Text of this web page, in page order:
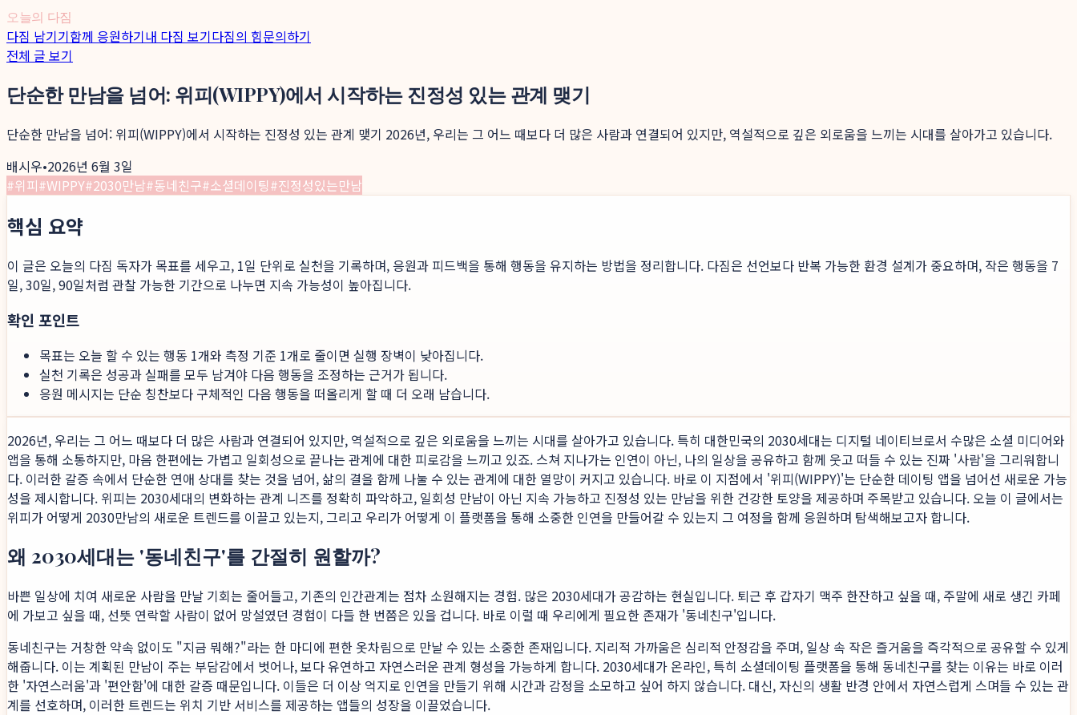
오늘의 다짐
다짐 남기기함께 응원하기내 다짐 보기다짐의 힘문의하기
전체 글 보기
단순한 만남을 넘어: 위피(WIPPY)에서 시작하는 진정성 있는 관계 맺기
단순한 만남을 넘어: 위피(WIPPY)에서 시작하는 진정성 있는 관계 맺기 2026년, 우리는 그 어느 때보다 더 많은 사람과 연결되어 있지만, 역설적으로 깊은 외로움을 느끼는 시대를 살아가고 있습니다.
배시우•2026년 6월 3일
#위피#WIPPY#2030만남#동네친구#소셜데이팅#진정성있는만남
핵심 요약
이 글은 오늘의 다짐 독자가 목표를 세우고, 1일 단위로 실천을 기록하며, 응원과 피드백을 통해 행동을 유지하는 방법을 정리합니다. 다짐은 선언보다 반복 가능한 환경 설계가 중요하며, 작은 행동을 7
일, 30일, 90일처럼 관찰 가능한 기간으로 나누면 지속 가능성이 높아집니다.
확인 포인트
목표는 오늘 할 수 있는 행동 1개와 측정 기준 1개로 줄이면 실행 장벽이 낮아집니다.
실천 기록은 성공과 실패를 모두 남겨야 다음 행동을 조정하는 근거가 됩니다.
응원 메시지는 단순 칭찬보다 구체적인 다음 행동을 떠올리게 할 때 더 오래 남습니다.
2026년, 우리는 그 어느 때보다 더 많은 사람과 연결되어 있지만, 역설적으로 깊은 외로움을 느끼는 시대를 살아가고 있습니다. 특히 대한민국의 2030세대는 디지털 네이티브로서 수많은 소셜 미디어와
앱을 통해 소통하지만, 마음 한편에는 가볍고 일회성으로 끝나는 관계에 대한 피로감을 느끼고 있죠. 스쳐 지나가는 인연이 아닌, 나의 일상을 공유하고 함께 웃고 떠들 수 있는 진짜 '사람'을 그리워합니
다. 이러한 갈증 속에서 단순한 연애 상대를 찾는 것을 넘어, 삶의 결을 함께 나눌 수 있는 관계에 대한 열망이 커지고 있습니다. 바로 이 지점에서 '위피(WIPPY)'는 단순한 데이팅 앱을 넘어선 새로운 가능
성을 제시합니다. 위피는 2030세대의 변화하는 관계 니즈를 정확히 파악하고, 일회성 만남이 아닌 지속 가능하고 진정성 있는 만남을 위한 건강한 토양을 제공하며 주목받고 있습니다. 오늘 이 글에서는
위피가 어떻게 2030만남의 새로운 트렌드를 이끌고 있는지, 그리고 우리가 어떻게 이 플랫폼을 통해 소중한 인연을 만들어갈 수 있는지 그 여정을 함께 응원하며 탐색해보고자 합니다.
왜 2030세대는 '동네친구'를 간절히 원할까?
바쁜 일상에 치여 새로운 사람을 만날 기회는 줄어들고, 기존의 인간관계는 점차 소원해지는 경험. 많은 2030세대가 공감하는 현실입니다. 퇴근 후 갑자기 맥주 한잔하고 싶을 때, 주말에 새로 생긴 카페
에 가보고 싶을 때, 선뜻 연락할 사람이 없어 망설였던 경험이 다들 한 번쯤은 있을 겁니다. 바로 이럴 때 우리에게 필요한 존재가 '동네친구'입니다.
동네친구는 거창한 약속 없이도 "지금 뭐해?"라는 한 마디에 편한 옷차림으로 만날 수 있는 소중한 존재입니다. 지리적 가까움은 심리적 안정감을 주며, 일상 속 작은 즐거움을 즉각적으로 공유할 수 있게
해줍니다. 이는 계획된 만남이 주는 부담감에서 벗어나, 보다 유연하고 자연스러운 관계 형성을 가능하게 합니다. 2030세대가 온라인, 특히 소셜데이팅 플랫폼을 통해 동네친구를 찾는 이유는 바로 이러
한 '자연스러움'과 '편안함'에 대한 갈증 때문입니다. 이들은 더 이상 억지로 인연을 만들기 위해 시간과 감정을 소모하고 싶어 하지 않습니다. 대신, 자신의 생활 반경 안에서 자연스럽게 스며들 수 있는 관
계를 선호하며, 이러한 트렌드는 위치 기반 서비스를 제공하는 앱들의 성장을 이끌었습니다.